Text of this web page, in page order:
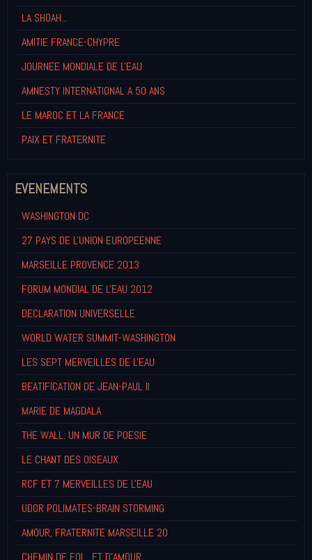
LA SHOAH...
AMITIE FRANCE-CHYPRE
JOURNEE MONDIALE DE L'EAU
AMNESTY INTERNATIONAL A 50 ANS
LE MAROC ET LA FRANCE
PAIX ET FRATERNITE
EVENEMENTS
WASHINGTON DC
27 PAYS DE L'UNION EUROPEENNE
MARSEILLE PROVENCE 2013
FORUM MONDIAL DE L'EAU 2012
DECLARATION UNIVERSELLE
WORLD WATER SUMMIT-WASHINGTON
LES SEPT MERVEILLES DE L'EAU
BEATIFICATION DE JEAN-PAUL II
MARIE DE MAGDALA
THE WALL: UN MUR DE POESIE
LE CHANT DES OISEAUX
RCF ET 7 MERVEILLES DE L'EAU
UDOR POLIMATES-BRAIN STORMING
AMOUR, FRATERNITE MARSEILLE 20
CHEMIN DE FOI... ET D'AMOUR